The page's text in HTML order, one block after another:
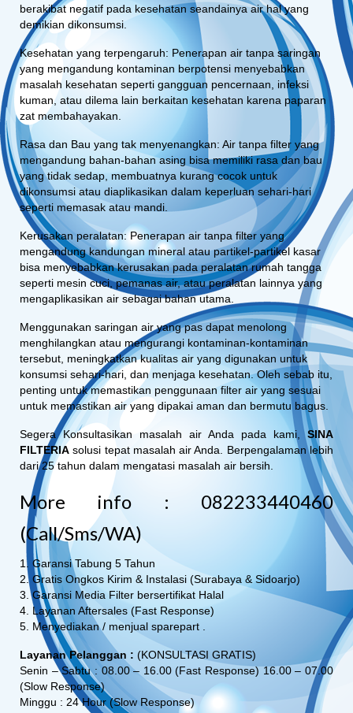
berakibat negatif pada kesehatan seandainya air hal yang
demikian dikonsumsi.
Kesehatan yang terpengaruh: Penerapan air tanpa saringan
yang mengandung kontaminan berpotensi menyebabkan
masalah kesehatan seperti gangguan pencernaan, infeksi
kuman, atau dilema lain berkaitan kesehatan karena paparan
zat membahayakan.
Rasa dan Bau yang tak menyenangkan: Air tanpa filter yang
mengandung bahan-bahan asing bisa memiliki rasa dan bau
yang tidak sedap, membuatnya kurang cocok untuk
dikonsumsi atau diaplikasikan dalam keperluan sehari-hari
seperti memasak atau mandi.
Kerusakan peralatan: Penerapan air tanpa filter yang
mengandung kandungan mineral atau partikel-partikel kasar
bisa menyebabkan kerusakan pada peralatan rumah tangga
seperti mesin cuci, pemanas air, atau peralatan lainnya yang
mengaplikasikan air sebagai bahan utama.
Menggunakan saringan air yang pas dapat menolong
menghilangkan atau mengurangi kontaminan-kontaminan
tersebut, meningkatkan kualitas air yang digunakan untuk
konsumsi sehari-hari, dan menjaga kesehatan. Oleh sebab itu,
penting untuk memastikan penggunaan filter air yang sesuai
untuk memastikan air yang dipakai aman dan bermutu bagus.
Segera Konsultasikan masalah air Anda pada kami,SINA
FILTERIA solusi tepat masalah air Anda. Berpengalaman lebih
dari 25 tahun dalam mengatasi masalah air bersih.
More info : 082233440460
(Call/Sms/WA)
1. Garansi Tabung 5 Tahun
2. Gratis Ongkos Kirim & Instalasi (Surabaya & Sidoarjo)
3. Garansi Media Filter bersertifikat Halal
4. Layanan Aftersales (Fast Response)
5. Menyediakan / menjual sparepart .
Layanan Pelanggan : (KONSULTASI GRATIS)
Senin – Sabtu : 08.00 – 16.00 (Fast Response) 16.00 – 07.00
(Slow Response)
Minggu : 24 Hour (Slow Response)